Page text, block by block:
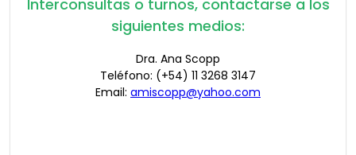
Interconsultas o turnos, contactarse a los
siguientes medios:
Dra. Ana Scopp
Teléfono: (+54) 11 3268 3147
Email: amiscopp@yahoo.com